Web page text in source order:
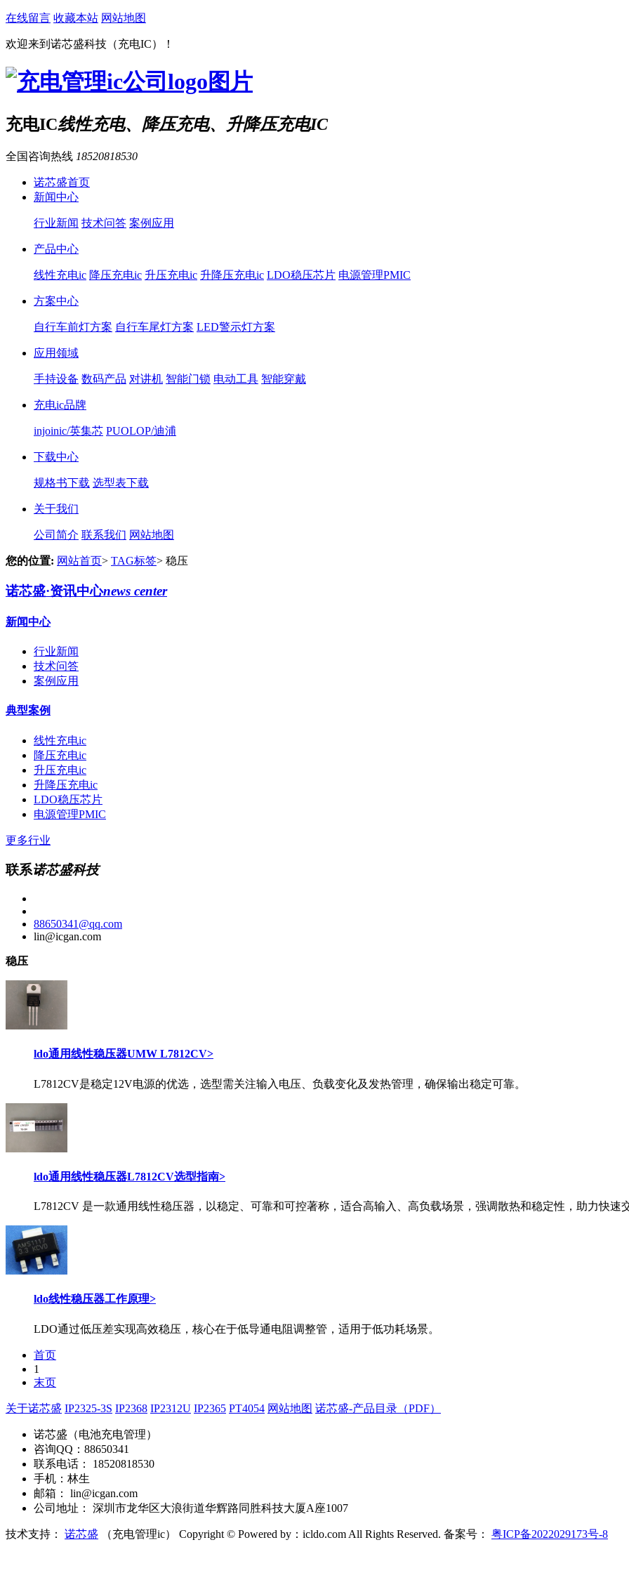
在线留言 收藏本站 网站地图
欢迎来到诺芯盛科技（充电IC）！
充电IC线性充电、降压充电、升降压充电IC
全国咨询热线 18520818530
诺芯盛首页
新闻中心
行业新闻 技术问答 案例应用
产品中心
线性充电ic 降压充电ic 升压充电ic 升降压充电ic LDO稳压芯片 电源管理PMIC
方案中心
自行车前灯方案 自行车尾灯方案 LED警示灯方案
应用领域
手持设备 数码产品 对讲机 智能门锁 电动工具 智能穿戴
充电ic品牌
injoinic/英集芯 PUOLOP/迪浦
下载中心
规格书下载 选型表下载
关于我们
公司简介 联系我们 网站地图
您的位置: 网站首页> TAG标签> 稳压
诺芯盛·资讯中心news center
新闻中心
行业新闻
技术问答
案例应用
典型案例
线性充电ic
降压充电ic
升压充电ic
升降压充电ic
LDO稳压芯片
电源管理PMIC
更多行业
联系诺芯盛科技
88650341@qq.com
lin@icgan.com
稳压
ldo通用线性稳压器UMW L7812CV>
L7812CV是稳定12V电源的优选，选型需关注输入电压、负载变化及发热管理，确保输出稳定可靠。
ldo通用线性稳压器L7812CV选型指南>
L7812CV 是一款通用线性稳压器，以稳定、可靠和可控著称，适合高输入、高负载场景，强调散热和稳定性，助力快速
ldo线性稳压器工作原理>
LDO通过低压差实现高效稳压，核心在于低导通电阻调整管，适用于低功耗场景。
首页
1
末页
关于诺芯盛 IP2325-3S IP2368 IP2312U IP2365 PT4054 网站地图 诺芯盛-产品目录（PDF）
诺芯盛（电池充电管理）
咨询QQ：88650341
联系电话： 18520818530
手机：林生
邮箱： lin@icgan.com
公司地址： 深圳市龙华区大浪街道华辉路同胜科技大厦A座1007
技术支持： 诺芯盛 （充电管理ic） Copyright © Powered by：icldo.com All Rights Reserved. 备案号： 粤ICP备2022029173号-8